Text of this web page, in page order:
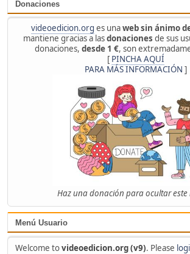
Donaciones
videoedicion.org es unaweb sin ánimo
mantiene gracias a lasdonaciones de sus
donaciones, desde 1 €, son
[ PINCHA AQUÍ
PARA MÁS INFORMACIÓN ]
Haz una donación para ocultar este
Menú Usuario
Welcome tovideoedicion.org (v9). Please